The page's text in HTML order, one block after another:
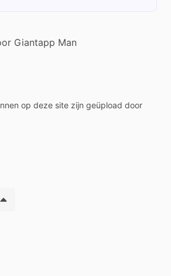
Giantapp Man
op deze site zijn geüpload door